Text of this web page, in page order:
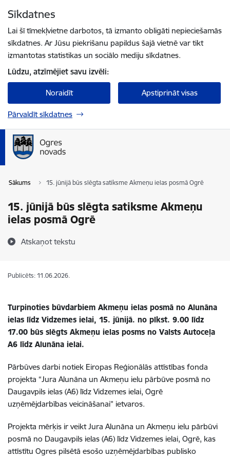
Sīkdatnes
Lai šī tīmekļvietne darbotos, tā izmanto obligāti nepieciešamās
sīkdatnes. Ar Jūsu piekrišanu papildus šajā vietnē var tikt
izmantotas statistikas un sociālo mediju sīkdatnes.
Lūdzu, atzīmējiet savu izvēli:
Noraidīt Apstiprināt visas
Pārvaldīt sīkdatnes
Sākums 15. jūnijā būs slēgta satiksme Akmeņu ielas posmā Ogrē
15. jūnijā būs slēgta satiksme Akmeņu
ielas posmā Ogrē
Atskaņot tekstu
Publicēts: 11.06.2026.
Turpinoties būvdarbiem Akmeņu ielas posmā no Alunāna
ielas līdz Vidzemes ielai, 15. jūnijā. no plkst. 9.00 līdz
17.00 būs slēgts Akmeņu ielas posms no Valsts Autoceļa
A6 līdz Alunāna ielai.
Pārbūves darbi notiek Eiropas Reģionālās attīstības fonda
projekta “Jura Alunāna un Akmeņu ielu pārbūve posmā no
Daugavpils ielas (A6) līdz Vidzemes ielai, Ogrē
uzņēmējdarbības veicināšanai” ietvaros.
Projekta mērķis ir veikt Jura Alunāna un Akmeņu ielu pārbūvi
posmā no Daugavpils ielas (A6) līdz Vidzemes ielai, Ogrē, kas
attīstītu Ogres pilsētā esošo uzņēmējdarbības publisko